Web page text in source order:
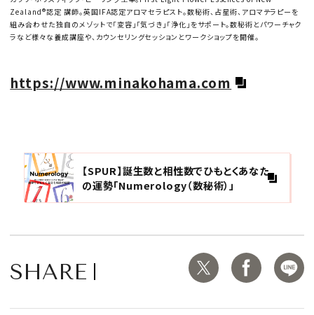
Zealand®認定 講師​。英国IFA認定アロマセラピスト​。数秘術、占星術、アロマテラピーを
組み合わせた独自のメゾットで「変容」「気づき」「浄化」をサポート。数秘術とパワーチャク
ラなど様々な養成講座や、カウンセリングセッションとワークショップを開催。
https://www.minakohama.com
【SPUR】誕生数と相性数でひもとくあなた
の運勢「Numerology（数秘術）」
SHARE